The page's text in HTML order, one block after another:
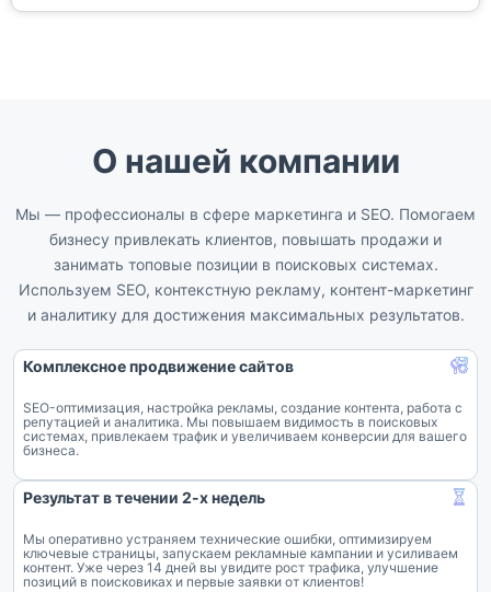
О нашей компании
Мы — профессионалы в сфере маркетинга и SEO. Помогаем
бизнесу привлекать клиентов, повышать продажи и
занимать топовые позиции в поисковых системах.
Используем SEO, контекстную рекламу, контент-маркетинг
и аналитику для достижения максимальных результатов.
Комплексное продвижение сайтов
SEO-оптимизация, настройка рекламы, создание контента, работа с
репутацией и аналитика. Мы повышаем видимость в поисковых
системах, привлекаем трафик и увеличиваем конверсии для вашего
бизнеса.
Результат в течении 2-х недель
Мы оперативно устраняем технические ошибки, оптимизируем
ключевые страницы, запускаем рекламные кампании и усиливаем
контент. Уже через 14 дней вы увидите рост трафика, улучшение
позиций в поисковиках и первые заявки от клиентов!